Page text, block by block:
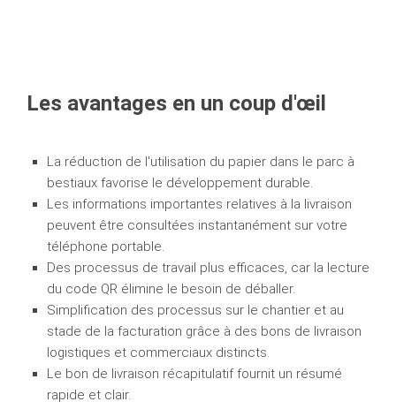
Les avantages en un coup d'œil
La réduction de l'utilisation du papier dans le parc à
bestiaux favorise le développement durable.
Les informations importantes relatives à la livraison
peuvent être consultées instantanément sur votre
téléphone portable.
Des processus de travail plus efficaces, car la lecture
du code QR élimine le besoin de déballer.
Simplification des processus sur le chantier et au
stade de la facturation grâce à des bons de livraison
logistiques et commerciaux distincts.
Le bon de livraison récapitulatif fournit un résumé
rapide et clair.